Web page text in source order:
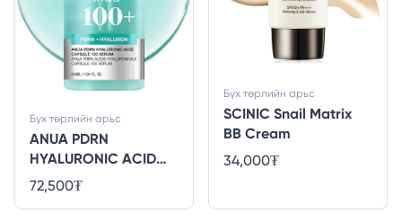
ANUA PDRN
HYALURONIC ACID
CAPSULE 100 SERUM
30ml
Бүх төрлийн арьс
72,500₮
SCINIC Snail Matrix
BB Cream
Бүх төрлийн арьс
34,000₮